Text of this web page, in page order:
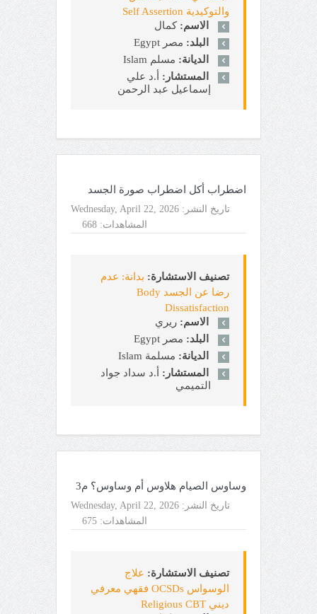
والتوكيدية Self Assertion
الاسم:كمال
البلد: مصر Egypt
الديانة: مسلم Islam
المستشار: أ.د علي
إسماعيل عبد الرحمن
اضطراب أكل اضطراب صورة الجسد
تاريخ النشر: Wednesday, April 22, 2026
المشاهدات: 668
تصنيف الاستشارة: بدانة: عدم
رضا عن الجسد Body
Dissatisfaction
الاسم: ريري
البلد: مصر Egypt
الديانة: مسلمة Islam
المستشار: أ.د سداد جواد
التميمي
وساوس الصيام هلاوس أم وساوس؟ م3
تاريخ النشر: Wednesday, April 22, 2026
المشاهدات: 675
تصنيف الاستشارة: علاج
الوسواس OCSDs فقهي معرفي
ديني Religious CBT